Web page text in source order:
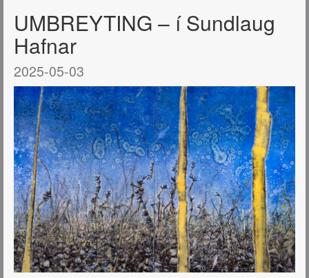
Hágæða prent af málverkum mínum eru nú í boði í tveimur
stærðum: 40x50 cm. og 50x70 cm.
Öll þau málverk sem birtast hér á síðunni má útfæra sem
prentaðar útgáfur og fá sendar hvert sem er í heiminum.
Sjá verð og nánari
upplýsingarhttps://tryggvadottir.com/is/publication/27/
UMBREYTING – í Sundlaug
Hafnar
2025-05-03